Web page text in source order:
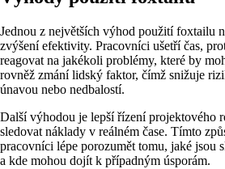
Jednou z největších výhod použití foxtailu
zvýšení efektivity. Pracovníci ušetří čas,
reagovat na jakékoli problémy, které by
rovněž zmání lidský faktor, čímž snižuje
únavou nebo nedbalostí.
Další výhodou je lepší řízení projektového
sledovat náklady v reálném čase. Tímto
pracovníci lépe porozumět tomu, jaké jsou
a kde mohou dojít k případným úsporám.